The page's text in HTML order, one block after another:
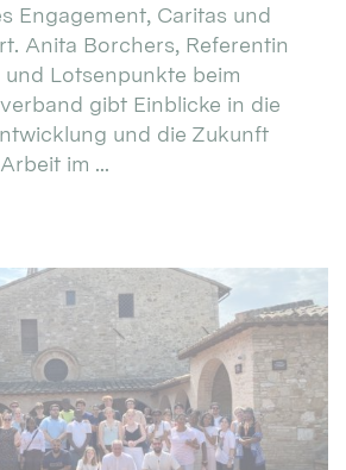
Engagement, Caritas und
Anita Borchers, Referentin
Lotsenpunkte beim
gibt Einblicke in die
und die Zukunft
im ...